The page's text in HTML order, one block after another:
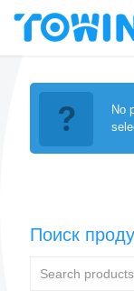
No
Поиск